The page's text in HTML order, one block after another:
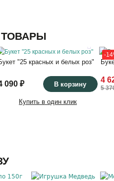
"25 красных и белых роз"
090 ₽ В корзину
Купить в один клик
-
4
5